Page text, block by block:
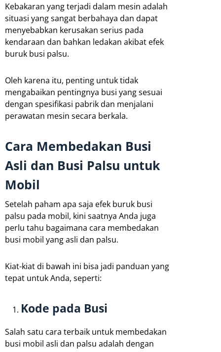
Kebakaran yang terjadi dalam mesin adalah
situasi yang sangat berbahaya dan dapat
menyebabkan kerusakan serius pada
kendaraan dan bahkan ledakan akibat efek
buruk busi palsu.
Oleh karena itu, penting untuk tidak
mengabaikan pentingnya busi yang sesuai
dengan spesifikasi pabrik dan menjalani
perawatan mesin secara berkala.
Cara Membedakan Busi
Asli dan Busi Palsu untuk
Mobil
Setelah paham apa saja efek buruk busi
palsu pada mobil, kini saatnya Anda juga
perlu tahu bagaimana cara membedakan
busi mobil yang asli dan palsu.
Kiat-kiat di bawah ini bisa jadi panduan yang
tepat untuk Anda, seperti:
Kode pada Busi
Salah satu cara terbaik untuk membedakan
busi mobil asli dan palsu adalah dengan